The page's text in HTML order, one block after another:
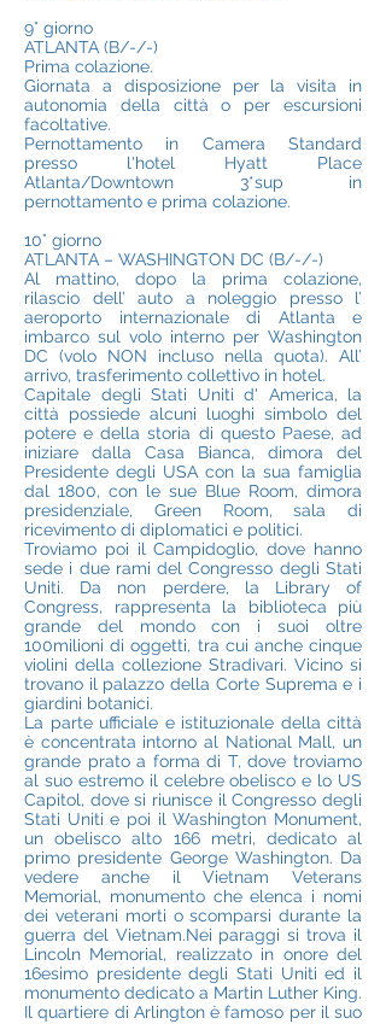
9° giorno
ATLANTA (B/-/-)
Prima colazione.
Giornata a disposizione per la visita in
autonomia della città o per escursioni
facoltative.
Pernottamento in Camera Standard
presso l'hotel Hyatt Place
Atlanta/Downtown 3*sup in
pernottamento e prima colazione.
10° giorno
ATLANTA – WASHINGTON DC (B/-/-)
Al mattino, dopo la prima colazione,
rilascio dell’ auto a noleggio presso l’
aeroporto internazionale di Atlanta e
imbarco sul volo interno per Washington
DC (volo NON incluso nella quota). All’
arrivo, trasferimento collettivo in hotel.
Capitale degli Stati Uniti d' America, la
città possiede alcuni luoghi simbolo del
potere e della storia di questo Paese, ad
iniziare dalla Casa Bianca, dimora del
Presidente degli USA con la sua famiglia
dal 1800, con le sue Blue Room, dimora
presidenziale, Green Room, sala di
ricevimento di diplomatici e politici.
Troviamo poi il Campidoglio, dove hanno
sede i due rami del Congresso degli Stati
Uniti. Da non perdere, la Library of
Congress, rappresenta la biblioteca più
grande del mondo con i suoi oltre
100milioni di oggetti, tra cui anche cinque
violini della collezione Stradivari. Vicino si
trovano il palazzo della Corte Suprema e i
giardini botanici.
La parte ufficiale e istituzionale della città
è concentrata intorno al National Mall, un
grande prato a forma di T, dove troviamo
al suo estremo il celebre obelisco e lo US
Capitol, dove si riunisce il Congresso degli
Stati Uniti e poi il Washington Monument,
un obelisco alto 166 metri, dedicato al
primo presidente George Washington. Da
vedere anche il Vietnam Veterans
Memorial, monumento che elenca i nomi
dei veterani morti o scomparsi durante la
guerra del Vietnam.Nei paraggi si trova il
Lincoln Memorial, realizzato in onore del
16esimo presidente degli Stati Uniti ed il
monumento dedicato a Martin Luther King.
Il quartiere di Arlington è famoso per il suo